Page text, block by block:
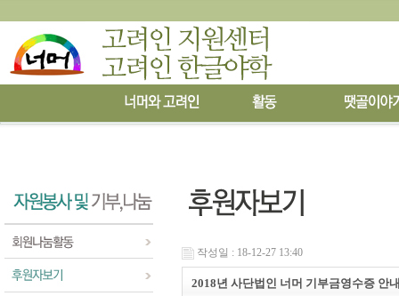
작성일 : 18-12-27 13:40
2018년 사단법인 너머 기부금영수증 안